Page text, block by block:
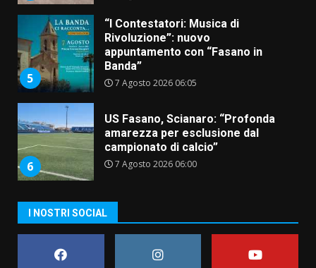
5
“I Contestatori: Musica di
Rivoluzione”: nuovo
appuntamento con “Fasano in
Banda”
7 Agosto 2026 06:05
6
US Fasano, Scianaro: “Profonda
amarezza per esclusione dal
campionato di calcio”
7 Agosto 2026 06:00
Fasanese ferito a colpi di arma
da fuoco
I NOSTRI SOCIAL